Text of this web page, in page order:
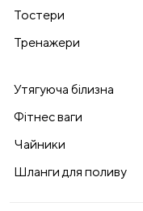
Тостери
Тренажери
Утягуюча білизна
Фітнес ваги
Чайники
Шланги для поливу